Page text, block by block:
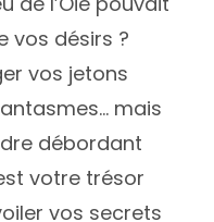
vos désirs ?
vos jetons
mais
débordant
votre trésor
vos secrets